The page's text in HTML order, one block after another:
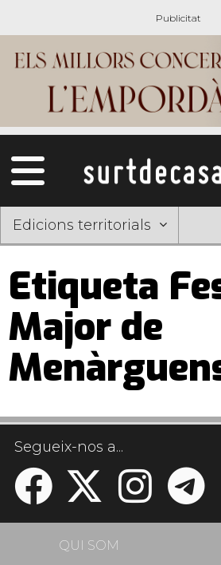
Edicions territorials
Etiqueta
Major de
Segueix-nos a...
QUI SOM